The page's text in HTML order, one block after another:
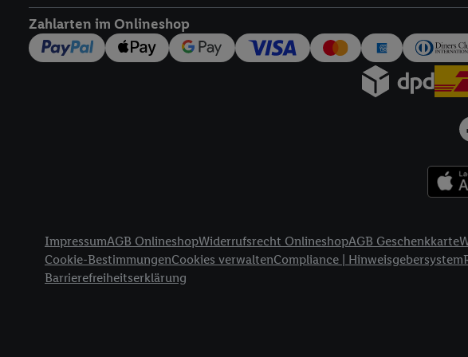
Zahlarten im Onlineshop
ImpressumAGB OnlineshopWiderrufsrecht OnlineshopAGB Geschenkkarte
Cookie-BestimmungenCookies verwaltenCompliance | Hinweisgebersystem
Barrierefreiheitserklärung
widerrufen - jederzeit auch überdas
die Lidl-Dienste) widerrufen. Weitere
Durch einen Klick auf „Ablehnen“ können Sie
„Zustimmen“ stimmen Sie allen
jederzeit mit Wirkung für die Zukunft zu
Unter „Anpassen“ können
Gewährleistung der Sicherheit,
Verknüpfung verschiedener Endgeräte,
Messung des Erfolgs von Werbekampagnen
Zugriff auf Informationen auf einem